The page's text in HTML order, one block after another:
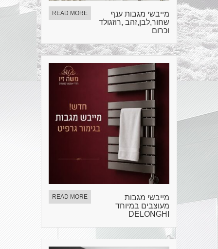
מייבשי מגבות ענף
שחור,לבן,זהב ,רוזגולד
וכרום
READ MORE
מייבשי מגבות
מעוצבים במיוחד
DELONGHI
READ MORE